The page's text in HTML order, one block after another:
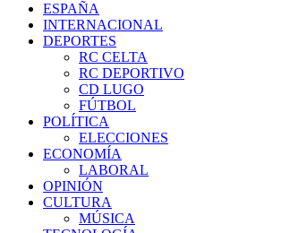
ESPAÑA
INTERNACIONAL
DEPORTES
RC CELTA
RC DEPORTIVO
CD LUGO
FÚTBOL
POLÍTICA
ELECCIONES
ECONOMÍA
LABORAL
OPINIÓN
CULTURA
MÚSICA